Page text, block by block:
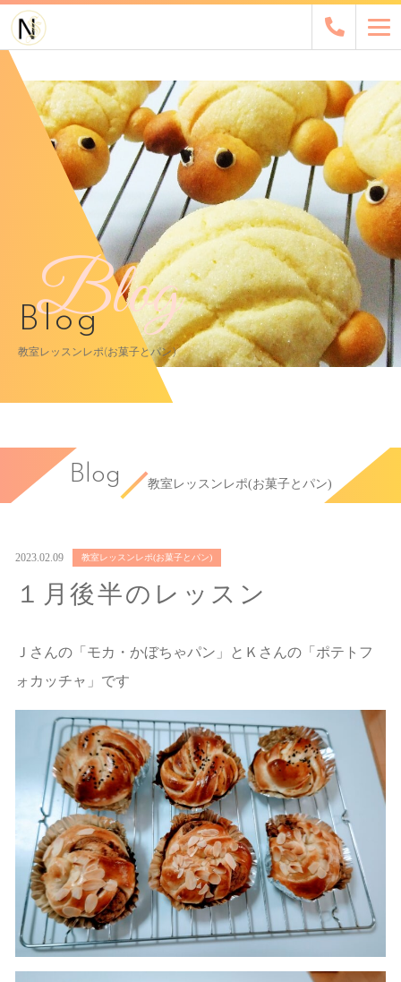
Blog
Blog
教室レッスンレポ(お菓子とパン)
Blog 教室レッスンレポ(お菓子とパン)
2023.02.09 教室レッスンレポ(お菓子とパン)
１月後半のレッスン
Ｊさんの「モカ・かぼちゃパン」とＫさんの「ポテトフ
ォカッチャ」です